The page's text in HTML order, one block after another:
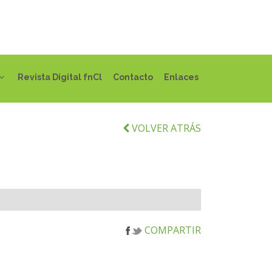
Revista Digital fnCl Contacto Enlaces
VOLVER ATRÁS
COMPARTIR